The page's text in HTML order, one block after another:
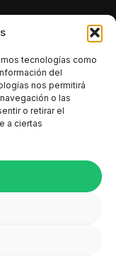
tecnologías como
del
nos permitirá
o las
o retirar el
a ciertas
Network